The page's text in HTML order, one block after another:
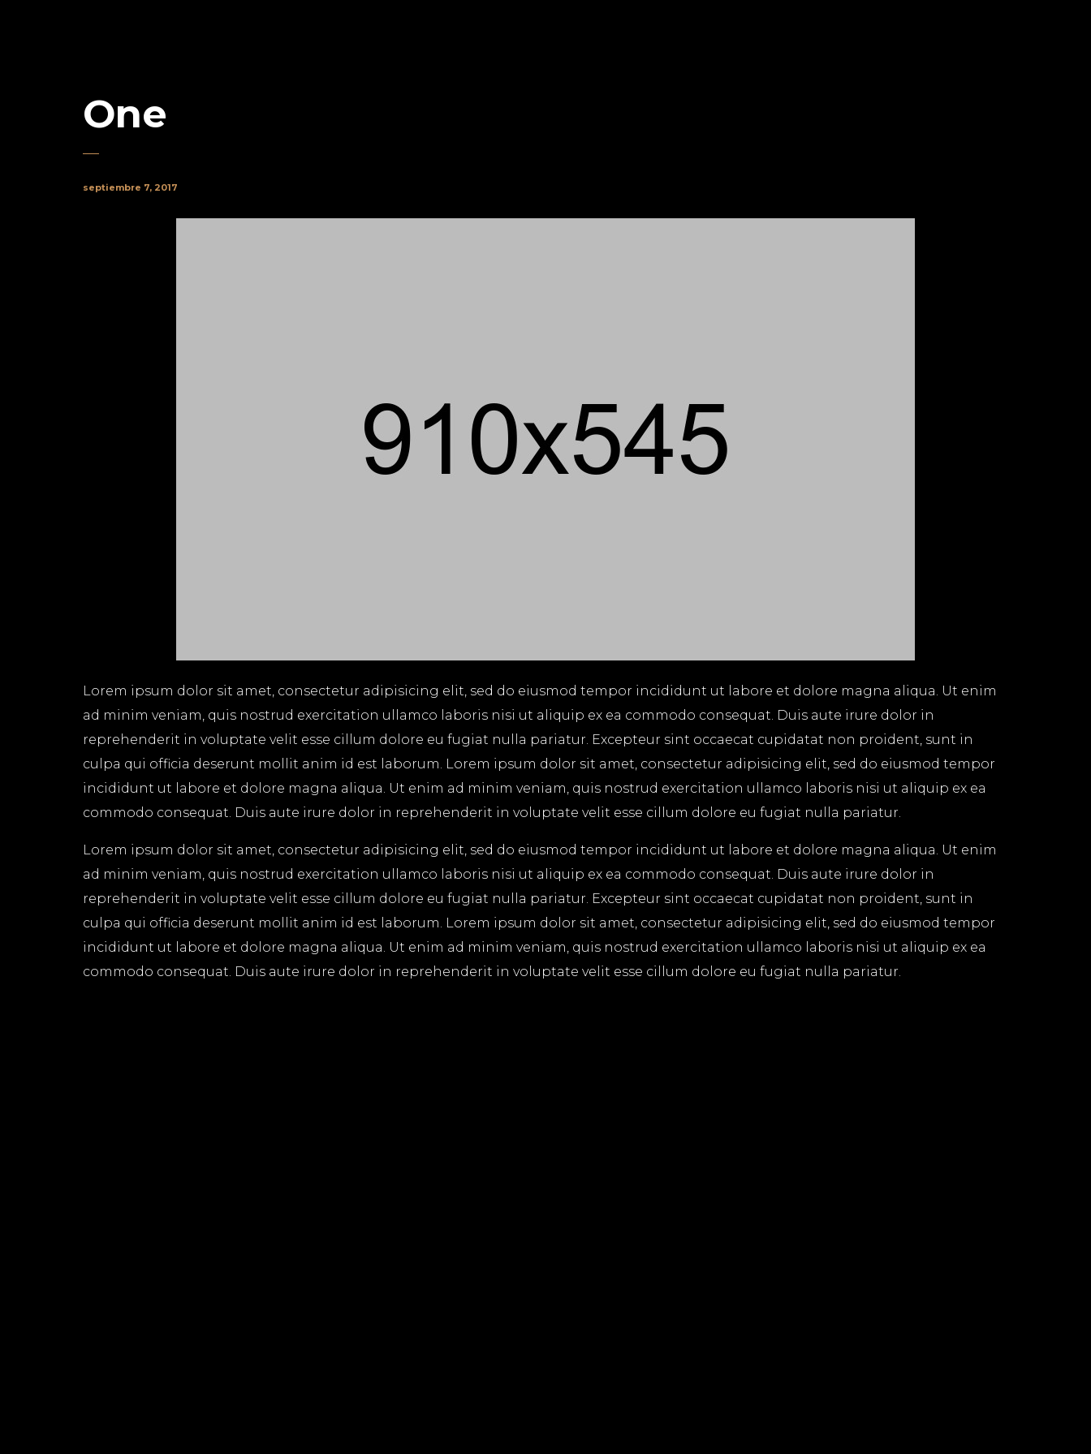
One
septiembre 7, 2017
Lorem ipsum dolor sit amet, consectetur adipisicing elit, sed do eiusmod tempor incididunt ut labore et dolore magna aliqua. Ut enim
ad minim veniam, quis nostrud exercitation ullamco laboris nisi ut aliquip ex ea commodo consequat. Duis aute irure dolor in
reprehenderit in voluptate velit esse cillum dolore eu fugiat nulla pariatur. Excepteur sint occaecat cupidatat non proident, sunt in
culpa qui officia deserunt mollit anim id est laborum. Lorem ipsum dolor sit amet, consectetur adipisicing elit, sed do eiusmod tempor
incididunt ut labore et dolore magna aliqua. Ut enim ad minim veniam, quis nostrud exercitation ullamco laboris nisi ut aliquip ex ea
commodo consequat. Duis aute irure dolor in reprehenderit in voluptate velit esse cillum dolore eu fugiat nulla pariatur.
Lorem ipsum dolor sit amet, consectetur adipisicing elit, sed do eiusmod tempor incididunt ut labore et dolore magna aliqua. Ut enim
ad minim veniam, quis nostrud exercitation ullamco laboris nisi ut aliquip ex ea commodo consequat. Duis aute irure dolor in
reprehenderit in voluptate velit esse cillum dolore eu fugiat nulla pariatur. Excepteur sint occaecat cupidatat non proident, sunt in
culpa qui officia deserunt mollit anim id est laborum. Lorem ipsum dolor sit amet, consectetur adipisicing elit, sed do eiusmod tempor
incididunt ut labore et dolore magna aliqua. Ut enim ad minim veniam, quis nostrud exercitation ullamco laboris nisi ut aliquip ex ea
commodo consequat. Duis aute irure dolor in reprehenderit in voluptate velit esse cillum dolore eu fugiat nulla pariatur.